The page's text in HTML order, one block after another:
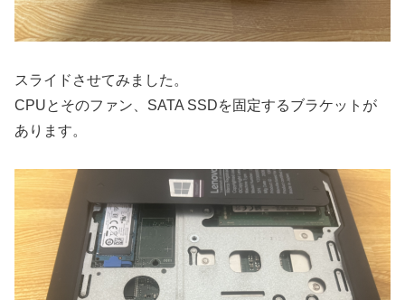
スライドさせてみました。
CPUとそのファン、SATA SSDを固定するブラケットが
あります。